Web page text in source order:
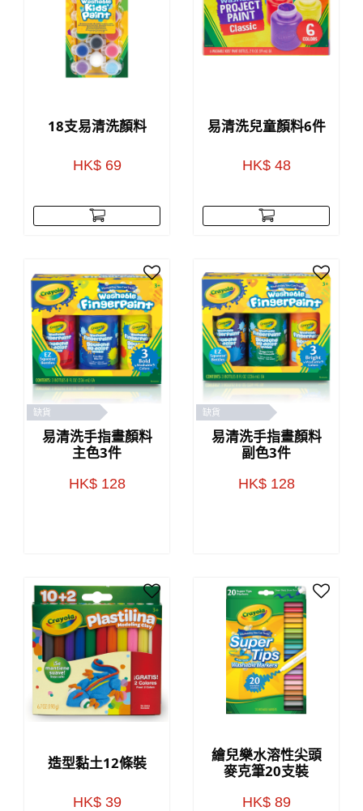
18支易清洗顏料
HK$ 69
易清洗兒童顏料6件
HK$ 48
缺貨
易清洗手指畫顏料
主色3件
HK$ 128
缺貨
易清洗手指畫顏料
副色3件
HK$ 128
造型黏土12條裝
HK$ 39
繪兒樂水溶性尖頭
麥克筆20支裝
HK$ 89